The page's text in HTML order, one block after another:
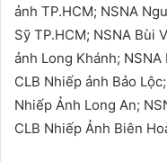
ảnh TP.HCM; NSNA
Sỹ TP.HCM; NSNA Bùi
ảnh Long Khánh;
CLB Nhiếp ảnh Bảo
Nhiếp Ảnh Long An;
CLB Nhiếp Ảnh Biên